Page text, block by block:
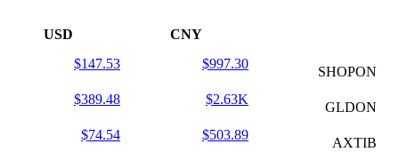
CNY
USD
SHOPON
$997.30
$147.53
GLDON
$2.63K
$389.48
AXTIB
$503.89
$74.54